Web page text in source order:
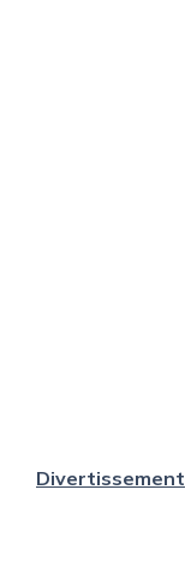
Divertissement